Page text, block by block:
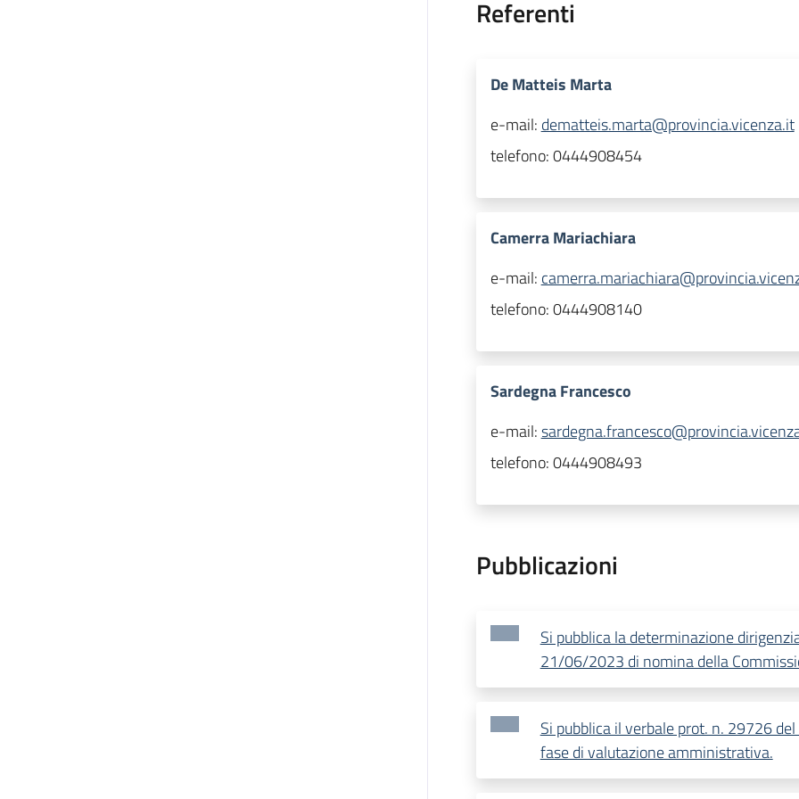
Referenti
De Matteis Marta
e-mail: dematteis.marta@provincia.vicenza.it
telefono:0444908454
Camerra Mariachiara
e-mail:
telefono:0444908140
Sardegna Francesco
e-mail:
telefono:0444908493
Pubblicazioni
Si pubblica la determinazione
21/06/2023 di nomina della
Si pubblica il verbale prot. n. 29726
fase di valutazione amministrativa.